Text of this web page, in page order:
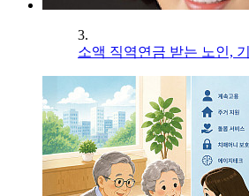
3.
소액 직역연금 받는 노인,